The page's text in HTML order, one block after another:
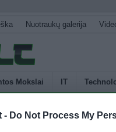
- Do Not Process My
Nuotraukų galerija
Mokslai IT